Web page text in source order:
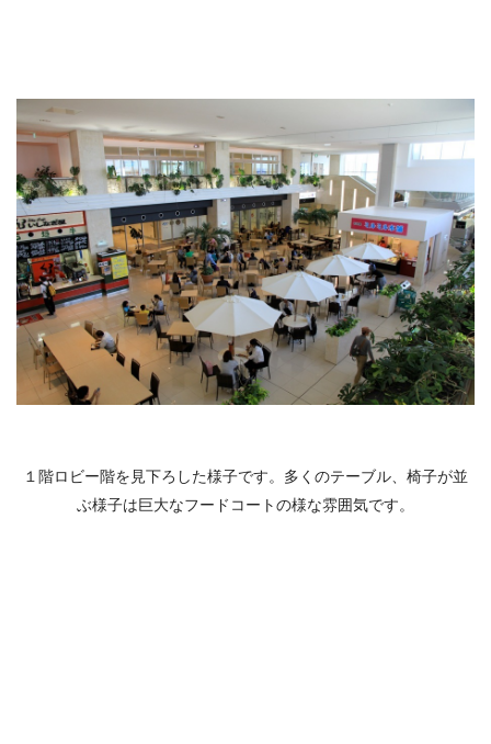
１階ロビー階を見下ろした様子です。多くのテーブル、椅子が並
ぶ様子は巨大なフードコートの様な雰囲気です。